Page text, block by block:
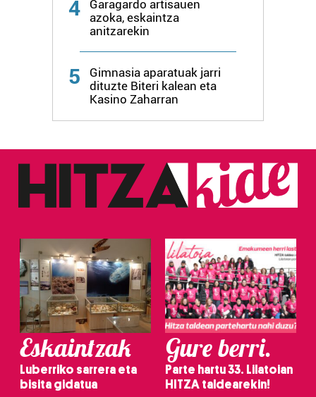
Webgune honek cookie propioak eta hirugarrenen cookie-
fitxategiak erabiltzen ditu. Zure esperientzia eta
zerbitzuak hobetzeko asmoz, cookie teknologiaz
baliatzen gara. Ohar hau onartuz gero, teknologia hori
erabiltzeko baimen esplizitua ematen diguzu.
4
Garagardo artisauen
azoka, eskaintza
anitzarekin
5
Gimnasia aparatuak jarri
dituzte Biteri kalean eta
Kasino Zaharran
Eskaintzak
Luberriko sarrera eta
bisita gidatua
Gure berri.
Parte hartu 33. Lilatoian
HITZA taldearekin!